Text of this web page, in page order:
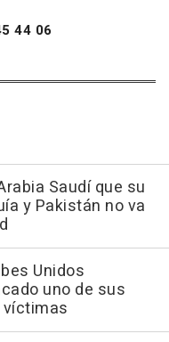
44 06
Saudí que su
y Pakistán no va
Unidos
uno de sus
víctimas